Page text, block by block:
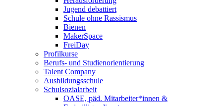
Jugend debattiert
Schule ohne Rassismus
Bienen
MakerSpace
FreiDay
Profilkurse
Berufs- und Studienorientierung
Talent Company
Ausbildungsschule
Schulsozialarbeit
OASE, päd. Mitarbeiter*innen &